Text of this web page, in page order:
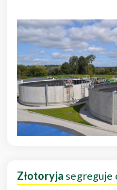
Złotoryjasegreguje